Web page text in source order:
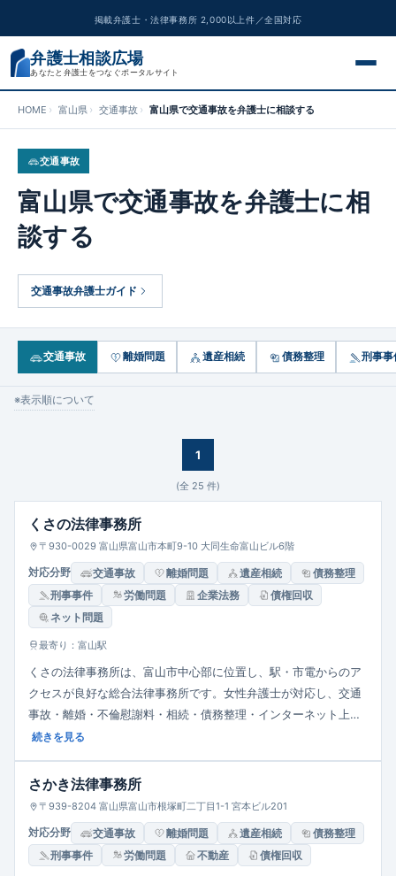
掲載弁護士・法律事務所 2,000以上件／全国対応
弁護士相談広場
あなたと弁護士をつなぐポータルサイト
交通事故
離婚問題
遺産相続
刑事事件
労働問題
企業法務
HOME 富山県 交通事故 富山県で交通事故を弁護士に相談する
交通事故
富山県で交通事故を弁護士に相
談する
交通事故弁護士ガイド
交通事故 離婚問題 遺産相続 債務整理 刑事事
※表示順について
1
(全 25 件)
くさの法律事務所
〒930-0029 富山県富山市本町9-10 大同生命富山ビル6階
対応分野 交通事故 離婚問題 遺産相続
債務整理
刑事事件
労働問題 企業法務
債権回収
ネット問題
最寄り：富山駅
くさの法律事務所は、富山市中心部に位置し、駅・市電からのア
クセスが良好な総合法律事務所です。女性弁護士が対応し、交通
事故・離婚・不倫慰謝料・相続・債務整理・インターネット上の
誹謗中傷・刑事事件・企業法務など、個人・法人問わず幅広い法
のいく解決」をモットーに、丁寧に寄り添った対応を行っていま
続きを見る
さかき法律事務所
〒939-8204 富山県富山市根塚町二丁目1-1 宮本ビル201
対応分野 交通事故 離婚問題 遺産相続
債務整理
刑事事件
労働問題 不動産 債権回収